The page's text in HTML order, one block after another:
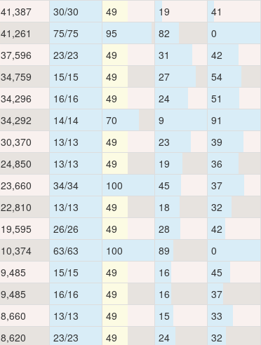
41,387 30/30 49 19 41
41,261 75/75 95 82 0
37,596 23/23 49 31 42
34,759 15/15 49 27 54
34,296 16/16 49 24 51
34,292 14/14 70 9 91
30,370 13/13 49 23 39
24,850 13/13 49 19 36
23,660 34/34 100 45 37
22,810 13/13 49 18 32
19,595 26/26 49 28 42
10,374 63/63 100 89 0
9,485 15/15 49 16 45
9,485 16/16 49 16 37
8,660 13/13 49 15 33
8,620 23/23 49 24 32